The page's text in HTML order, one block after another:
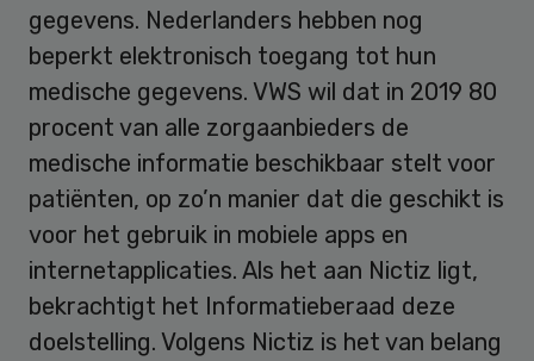
gegevens. Nederlanders hebben nog
beperkt elektronisch toegang tot hun
medische gegevens. VWS wil dat in 2019 80
procent van alle zorgaanbieders de
medische informatie beschikbaar stelt voor
patiënten, op zo’n manier dat die geschikt is
voor het gebruik in mobiele apps en
internetapplicaties. Als het aan Nictiz ligt,
bekrachtigt het Informatieberaad deze
doelstelling. Volgens Nictiz is het van belang